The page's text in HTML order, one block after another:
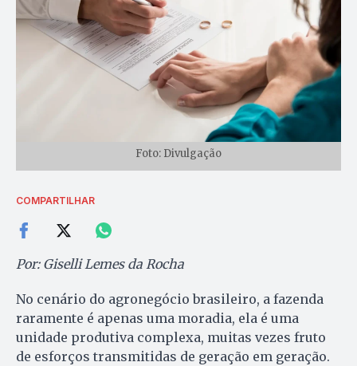
Foto: Divulgação
COMPARTILHAR
Por: Giselli Lemes da Rocha
No cenário do agronegócio brasileiro, a fazenda
raramente é apenas uma moradia, ela é uma
unidade produtiva complexa, muitas vezes fruto
de esforços transmitidas de geração em geração.